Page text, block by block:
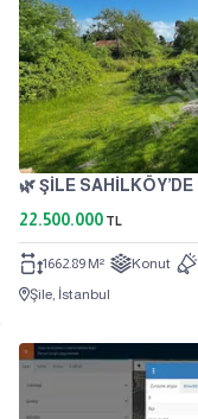
22.500.000 TL
1662.89 M² Konut
Şile, İstanbul